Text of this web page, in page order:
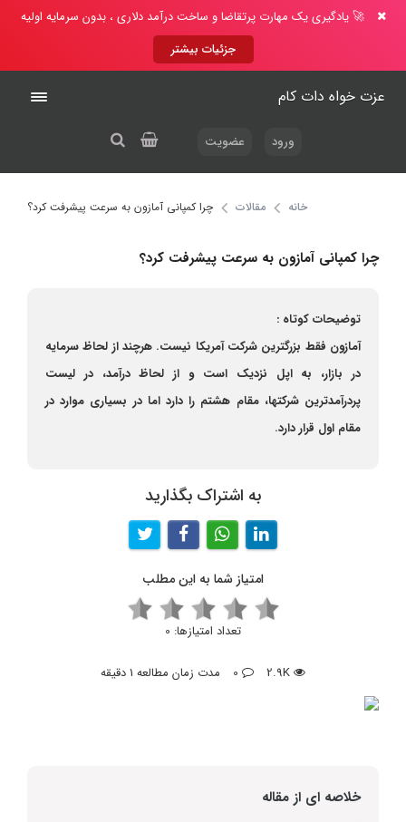
🚀 یادگیری یک مهارت پرتقاضا و ساخت درآمد دلاری ، بدون سرمایه اولیه
جزئیات بیشتر
عزت خواه دات کام
ورود عضویت
خانه مقالات چرا کمپانی آمازون به سرعت پیشرفت کرد؟
چرا کمپانی آمازون به سرعت پیشرفت کرد؟
توضیحات کوتاه :
آمازون فقط بزرگترین شرکت آمریکا نیست. هرچند از لحاظ سرمایه
در بازار، به اپل نزدیک است و از لحاظ درآمد، در لیست
پردرآمدترین شرکتها، مقام هشتم را دارد اما در بسیاری موارد در
مقام اول قرار دارد.
به اشتراک بگذارید
امتیاز شما به این مطلب
تعداد امتیازها: 0
مدت زمان مطالعه 1 دقیقه
خلاصه ای از مقاله